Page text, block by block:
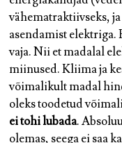
vähematraktiivseks,
asendamist elektriga.
vaja. Nii et madalal
miinused. Kliima ja
võimalikult madal
oleks toodetud
ei tohi lubada.
olemas, seega ei saa